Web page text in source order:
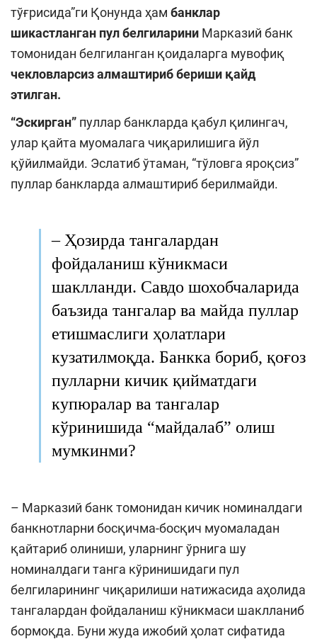
тўғрисида”ги Қонунда ҳам банклар
шикастланган пул белгиларини Марказий банк
томонидан белгиланган қоидаларга мувофиқ
чекловларсиз алмаштириб бериши қайд
этилган.
“Эскирган” пуллар банкларда қабул қилингач,
улар қайта муомалага чиқарилишига йўл
қўйилмайди. Эслатиб ўтаман, “тўловга яроқсиз”
пуллар банкларда алмаштириб берилмайди.
– Ҳозирда тангалардан
фойдаланиш кўникмаси
шаклланди. Савдо шохобчаларида
баъзида тангалар ва майда пуллар
етишмаслиги ҳолатлари
кузатилмоқда. Банкка бориб, қоғоз
пулларни кичик қийматдаги
купюралар ва тангалар
кўринишида “майдалаб” олиш
мумкинми?
– Марказий банк томонидан кичик номиналдаги
банкнотларни босқичма-босқич муомаладан
қайтариб олиниши, уларнинг ўрнига шу
номиналдаги танга кўринишидаги пул
белгиларининг чиқарилиши натижасида аҳолида
тангалардан фойдаланиш кўникмаси шаклланиб
бормоқда. Буни жуда ижобий ҳолат сифатида